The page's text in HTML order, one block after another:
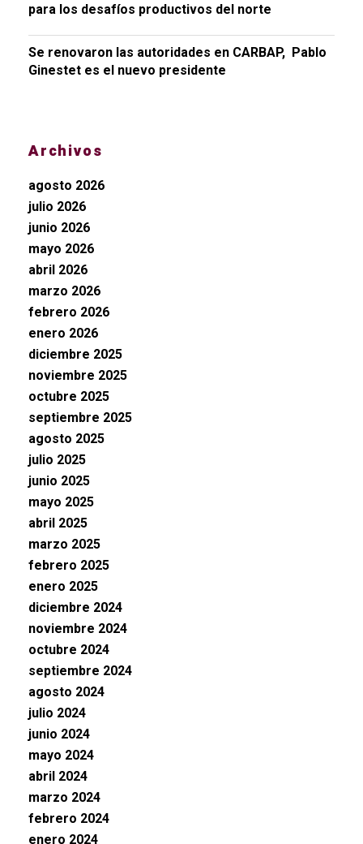
para los desafíos productivos del norte
Se renovaron las autoridades en CARBAP, Pablo
Ginestet es el nuevo presidente
Archivos
agosto 2026
julio 2026
junio 2026
mayo 2026
abril 2026
marzo 2026
febrero 2026
enero 2026
diciembre 2025
noviembre 2025
octubre 2025
septiembre 2025
agosto 2025
julio 2025
junio 2025
mayo 2025
abril 2025
marzo 2025
febrero 2025
enero 2025
diciembre 2024
noviembre 2024
octubre 2024
septiembre 2024
agosto 2024
julio 2024
junio 2024
mayo 2024
abril 2024
marzo 2024
febrero 2024
enero 2024